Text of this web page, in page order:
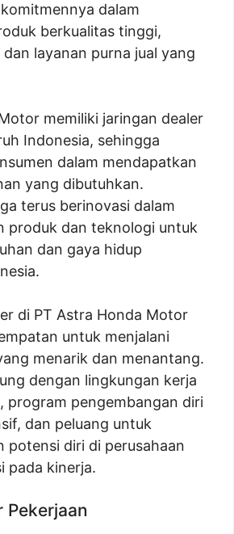
dalam
berkualitas tinggi,
layanan purna jual yang
memiliki jaringan dealer
Indonesia, sehingga
dalam mendapatkan
yang dibutuhkan.
terus berinovasi dalam
produk dan teknologi untuk
dan gaya hidup
di PT Astra Honda Motor
untuk menjalani
menarik dan menantang.
dengan lingkungan kerja
program pengembangan diri
dan peluang untuk
potensi diri di perusahaan
pada kinerja.
Pekerjaan